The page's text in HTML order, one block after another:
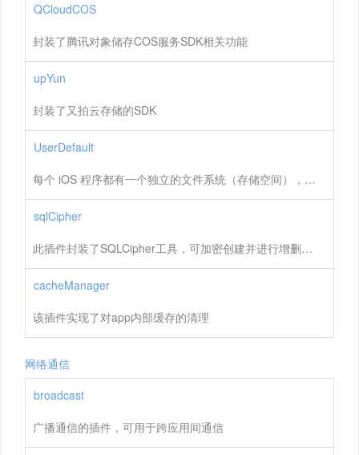
QCloudCOS
封装了腾讯对象储存COS服务SDK相关功能
upYun
封装了又拍云存储的SDK
UserDefault
每个 iOS 程序都有一个独立的文件系统（存储空间），而且只能在对应的文件系统中进行操作，此区域被称为沙盒；应用必须待在自己的沙盒里，其他应用不能访问该沙盒；当然该应用也不能访问其它应用的沙盒（某些系统资源除外，如系统相册等，编译之前需申请访问权限）
sqlCipher
此插件封装了SQLCipher工具，可加密创建并进行增删改查等数据库操作。
cacheManager
该插件实现了对app内部缓存的清理
网络通信
broadcast
广播通信的插件，可用于跨应用间通信